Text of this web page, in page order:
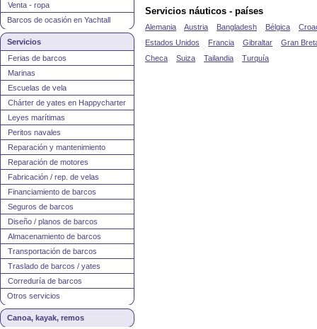
Venta - ropa
Barcos de ocasión en Yachtall
Servicios
Ferias de barcos
Marinas
Escuelas de vela
Chárter de yates en Happycharter
Leyes marítimas
Peritos navales
Reparación y mantenimiento
Reparación de motores
Fabricación / rep. de velas
Financiamiento de barcos
Seguros de barcos
Diseño / planos de barcos
Almacenamiento de barcos
Transportación de barcos
Traslado de barcos / yates
Correduría de barcos
Otros servicios
Canoa, kayak, remos
Servicios náuticos - países
Alemania Austria Bangladesh Bélgica
Estados Unidos
Francia Gibraltar
Gran
Checa
Suiza Tailandia Turquía